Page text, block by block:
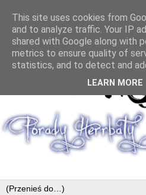
This site uses cookies from
and to analyze traffic. Your IP
shared with Google along with
metrics to ensure quality of
statistics, and to detect and
LEARN MORE